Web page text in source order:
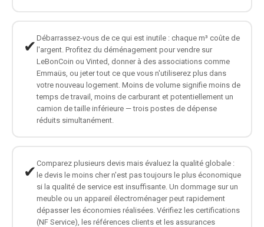
✔ Débarrassez-vous de ce qui est inutile : chaque m³ coûte de
l'argent. Profitez du déménagement pour vendre sur
LeBonCoin ou Vinted, donner à des associations comme
Emmaüs, ou jeter tout ce que vous n'utiliserez plus dans
votre nouveau logement. Moins de volume signifie moins de
temps de travail, moins de carburant et potentiellement un
camion de taille inférieure — trois postes de dépense
réduits simultanément.
✔ Comparez plusieurs devis mais évaluez la qualité globale :
le devis le moins cher n'est pas toujours le plus économique
si la qualité de service est insuffisante. Un dommage sur un
meuble ou un appareil électroménager peut rapidement
dépasser les économies réalisées. Vérifiez les certifications
(NF Service), les références clients et les assurances